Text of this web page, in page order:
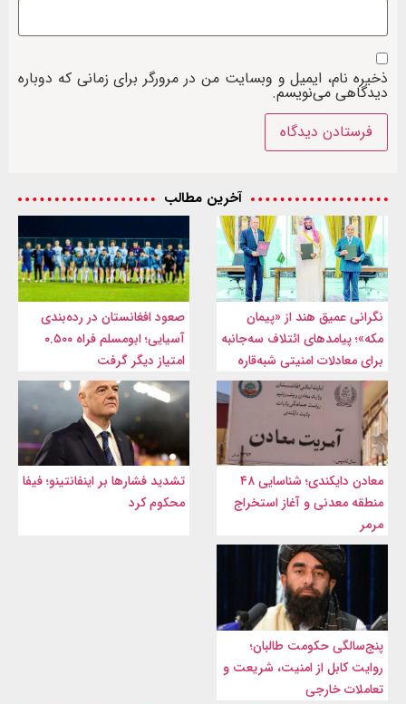
ذخیره نام، ایمیل و وبسایت من در مرورگر برای زمانی که دوباره
دیدگاهی می‌نویسم.
آخرین مطالب
نگرانی عمیق هند از «پیمان
مکه»؛ پیامدهای ائتلاف سه‌جانبه
برای معادلات امنیتی شبه‌قاره
صعود افغانستان در رده‌بندی
آسیایی؛ ابومسلم فراه ۰.۵۰۰
امتیاز دیگر گرفت
معادن دایکندی؛ شناسایی ۴۸
منطقه معدنی و آغاز استخراج
مرمر
تشدید فشارها بر اینفانتینو؛ فیفا
محکوم کرد
پنج‌سالگی حکومت طالبان؛
روایت کابل از امنیت، شریعت و
تعاملات خارجی